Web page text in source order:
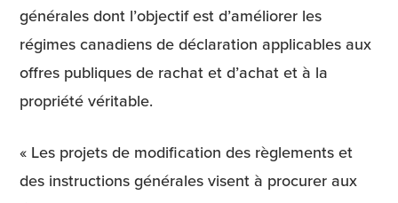
générales dont l’objectif est d’améliorer les
régimes canadiens de déclaration applicables aux
offres publiques de rachat et d’achat et à la
propriété véritable.
« Les projets de modification des règlements et
des instructions générales visent à procurer aux